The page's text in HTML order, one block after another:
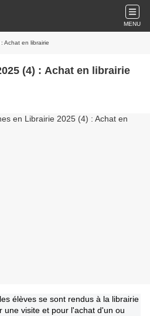
MENU
Achat en librairie
(4) : Achat en librairie
élèves se sont rendus à la librairie
une visite et pour l'achat d'un ou